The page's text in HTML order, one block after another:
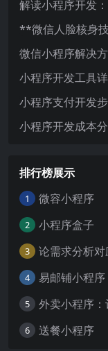
解读小程序开发
**微信人脸核身
微信小程序解决
小程序开发工具
小程序支付开发
小程序开发成本
排行榜展示
1 微容小程序
2 小程序盒子
3 论需求分析
4 易邮铺小程序
5 外卖小程序
6 送餐小程序